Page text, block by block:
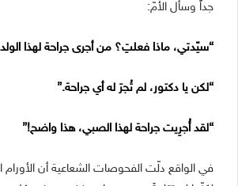
جداً وسأل الأمّ:
“سيّدتي، ماذا فعلتِ؟ من أجرى جراحة لهذا
“لكن يا دكتور، لم تُجرَ له أي جراحة.”
“لقد أُجرِيت جراحة لهذا الصبي، هذا واضح!”
في الواقع دلّت الفحوصات الشعاعية أن الأورام